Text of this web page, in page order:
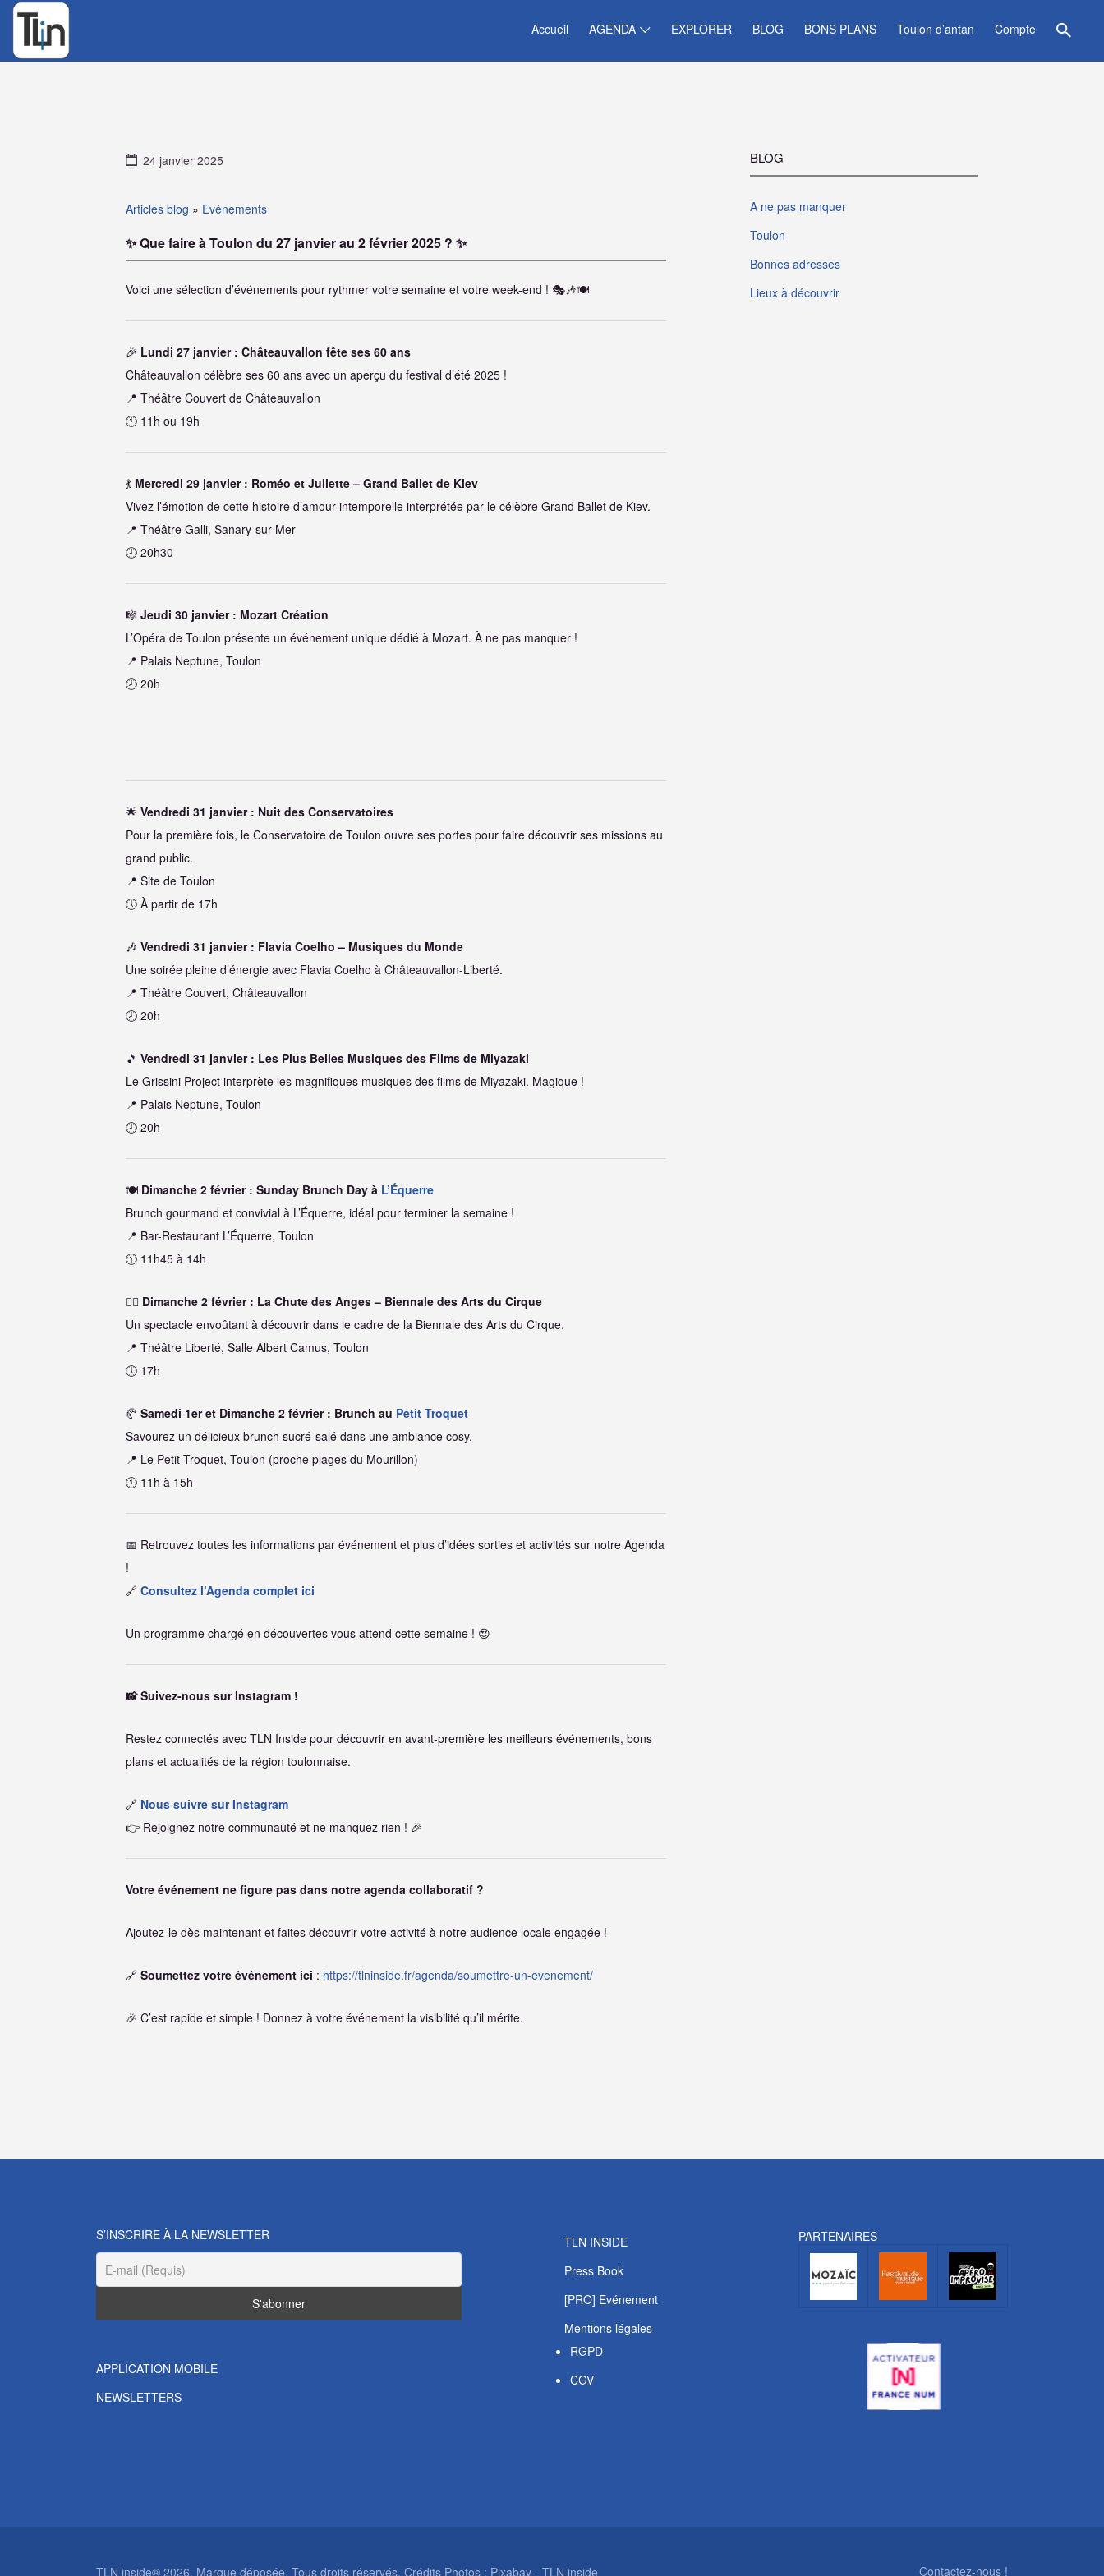
Accueil AGENDA EXPLORER BLOG BONS PLANS Toulon d’antan Compte
Rechercher
24 janvier 2025
Articles blog » Evénements
✨ Que faire à Toulon du 27 janvier au 2 février 2025 ? ✨
Voici une sélection d’événements pour rythmer votre semaine et votre week-end ! 🎭🎶🍽️
🎉 Lundi 27 janvier : Châteauvallon fête ses 60 ans
Châteauvallon célèbre ses 60 ans avec un aperçu du festival d’été 2025 !
📍 Théâtre Couvert de Châteauvallon
🕚 11h ou 19h
💃 Mercredi 29 janvier : Roméo et Juliette – Grand Ballet de Kiev
Vivez l’émotion de cette histoire d’amour intemporelle interprétée par le célèbre Grand Ballet de Kiev.
📍 Théâtre Galli, Sanary-sur-Mer
🕗 20h30
🎼 Jeudi 30 janvier : Mozart Création
L’Opéra de Toulon présente un événement unique dédié à Mozart. À ne pas manquer !
📍 Palais Neptune, Toulon
🕗 20h
🌟 Vendredi 31 janvier : Nuit des Conservatoires
Pour la première fois, le Conservatoire de Toulon ouvre ses portes pour faire découvrir ses missions au
grand public.
📍 Site de Toulon
🕔 À partir de 17h
🎶 Vendredi 31 janvier : Flavia Coelho – Musiques du Monde
Une soirée pleine d’énergie avec Flavia Coelho à Châteauvallon-Liberté.
📍 Théâtre Couvert, Châteauvallon
🕗 20h
🎵 Vendredi 31 janvier : Les Plus Belles Musiques des Films de Miyazaki
Le Grissini Project interprète les magnifiques musiques des films de Miyazaki. Magique !
📍 Palais Neptune, Toulon
🕗 20h
🍽️ Dimanche 2 février : Sunday Brunch Day à L’Équerre
Brunch gourmand et convivial à L’Équerre, idéal pour terminer la semaine !
📍 Bar-Restaurant L’Équerre, Toulon
🕦 11h45 à 14h
🤸‍♂️ Dimanche 2 février : La Chute des Anges – Biennale des Arts du Cirque
Un spectacle envoûtant à découvrir dans le cadre de la Biennale des Arts du Cirque.
📍 Théâtre Liberté, Salle Albert Camus, Toulon
🕔 17h
🥐 Samedi 1er et Dimanche 2 février : Brunch au Petit Troquet
Savourez un délicieux brunch sucré-salé dans une ambiance cosy.
📍 Le Petit Troquet, Toulon (proche plages du Mourillon)
🕚 11h à 15h
📅 Retrouvez toutes les informations par événement et plus d’idées sorties et activités sur notre Agenda
!
🔗 Consultez l’Agenda complet ici
Un programme chargé en découvertes vous attend cette semaine ! 😍
📸 Suivez-nous sur Instagram !
Restez connectés avec TLN Inside pour découvrir en avant-première les meilleurs événements, bons
plans et actualités de la région toulonnaise.
🔗 Nous suivre sur Instagram
👉 Rejoignez notre communauté et ne manquez rien ! 🎉
Votre événement ne figure pas dans notre agenda collaboratif ?
Ajoutez-le dès maintenant et faites découvrir votre activité à notre audience locale engagée !
🔗 Soumettez votre événement ici : https://tlninside.fr/agenda/soumettre-un-evenement/
🎉 C’est rapide et simple ! Donnez à votre événement la visibilité qu’il mérite.
BLOG
A ne pas manquer
Toulon
Bonnes adresses
Lieux à découvrir
S’INSCRIRE À LA NEWSLETTER
APPLICATION MOBILE
NEWSLETTERS
TLN INSIDE
Press Book
[PRO] Evénement
Mentions légales
RGPD
CGV
PARTENAIRES
TLN inside® 2026. Marque déposée. Tous droits réservés. Crédits Photos : Pixabay - TLN inside Contactez-nous !